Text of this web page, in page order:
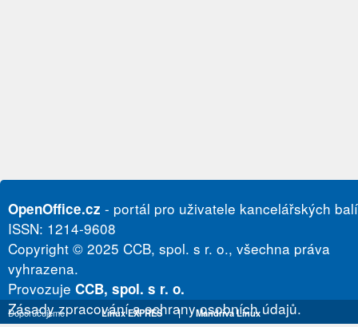
OpenOffice.cz - portál pro uživatele kancelářských
ISSN: 1214-9608
Copyright © 2025 CCB, spol. s r. o., všechna práva
vyhrazena.
Provozuje CCB, spol. s r. o.
Zásady zpracování a ochrany osobních údajů.
Doporučujeme Linux EXPRES | Mandriva Linux